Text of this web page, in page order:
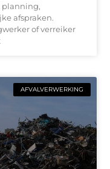
planning,
afspraken.
of verreiker
AFVALVERWERKING